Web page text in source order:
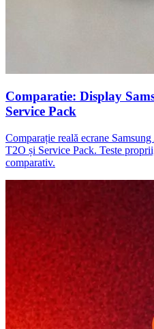
Comparatie: Display
Service Pack
Comparație reală ecrane
T2O și Service Pack. Teste
comparativ.